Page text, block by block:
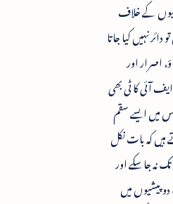
کے خلاف
دائر نہیں کیا جاتا
اصرار اور
آئی کا ٹی بھی
میں ایسے سقم
کہ بات نکل
نہ جاسکے اور
پیشیوں میں